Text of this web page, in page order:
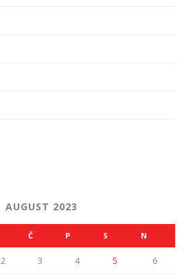
AUGUST 2023
Č P S N
2 3 4 5 6